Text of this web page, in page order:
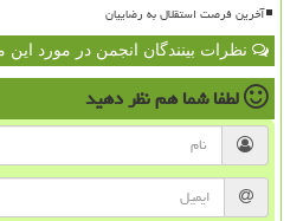
آخرین فرصت استقلال به رضاییان
نظرات بینندگان انجمن در مورد
لطفا شما همنظر دهید